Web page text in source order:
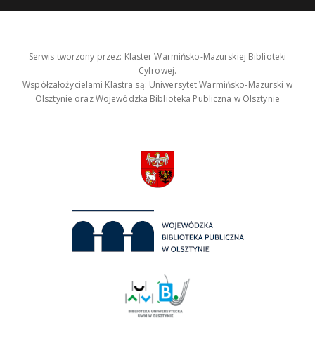
Serwis tworzony przez: Klaster Warmińsko-Mazurskiej Biblioteki
Cyfrowej.
Współzałożycielami Klastra są: Uniwersytet Warmińsko-Mazurski w
Olsztynie oraz Wojewódzka Biblioteka Publiczna w Olsztynie